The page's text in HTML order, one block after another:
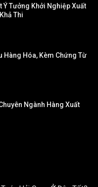
Ý Tưởng Khởi Nghiệp Xuất
Thi
Hàng Hóa, Kèm Chứng Từ
Ngành Hàng Xuất